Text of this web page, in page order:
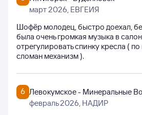
март 2026, ЕВГЕИЯ
Шофёр молодец, быстро доехал,
была очень громкая музыка в
отрегулировать спинку кресла (
сломан механизм ).
6 Левокумское - Минеральные
февраль 2026, НАДИР